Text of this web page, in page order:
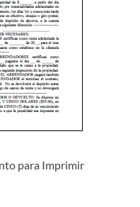
para Imprimir